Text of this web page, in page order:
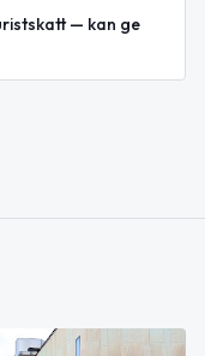
— kan ge